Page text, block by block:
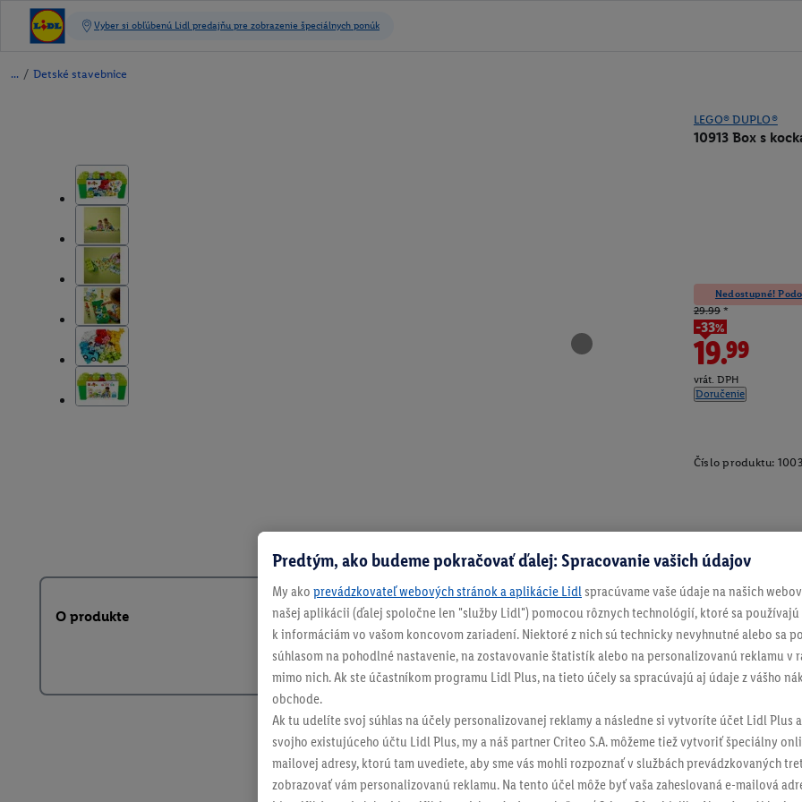
/ Detské stavebnice
LEGO® DUPLO®
10913 Box s
Nedostupné!
29.99*
-33%
19.99
vrát. DPH
Doručenie
Číslo produktu:
O produkte
Predtým, ako budeme pokračovať ďalej: Spracovanie vašich údajov
My ako prevádzkovateľ webových stránok a aplikácie Lidl spracúvame vaše údaje na našich
našej aplikácii (ďalej spoločne len "služby Lidl") pomocou rôznych technológií, ktoré sa
k informáciám vo vašom koncovom zariadení. Niektoré z nich sú technicky nevyhnutné alebo sa
súhlasom na pohodlné nastavenie, na zostavovanie štatistík alebo na personalizovanú reklamu v
mimo nich. Ak ste účastníkom programu Lidl Plus, na tieto účely sa spracúvajú aj údaje z vášho
obchode.
Ak tu udelíte svoj súhlas na účely personalizovanej reklamy a následne si vytvoríte účet Lidl Plus
svojho existujúceho účtu Lidl Plus, my a náš partner Criteo S.A. môžeme tiež vytvoriť špeciálny
mailovej adresy, ktorú tam uvediete, aby sme vás mohli rozpoznať v službách prevádzkovaných
zobrazovať vám personalizovanú reklamu. Na tento účel môže byť vaša zaheslovaná e-mailová